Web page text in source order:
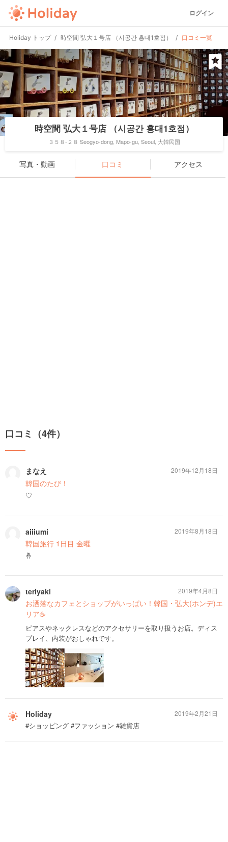
ログイン
Holiday トップ 時空間 弘大１号店 （시공간 홍대1호점） 口コミ一覧
時空間 弘大１号店 （시공간 홍대1호점）
３５８-２８ Seogyo-dong, Mapo-gu, Seoul, 大韓民国
写真・動画 口コミ アクセス
口コミ（4件）
まなえ
韓国のたび！
♡
2019年12月18日
aiiiumi
韓国旅行 1日目 金曜
🤞
2019年8月18日
teriyaki
お洒落なカフェとショップがいっぱい！韓国・弘大(ホンデ)エ
リア☕️
ピアスやネックレスなどのアクセサリーを取り扱うお店。ディス
プレイ、内装がおしゃれです。
2019年4月8日
Holiday
#ショッピング #ファッション #雑貨店
2019年2月21日